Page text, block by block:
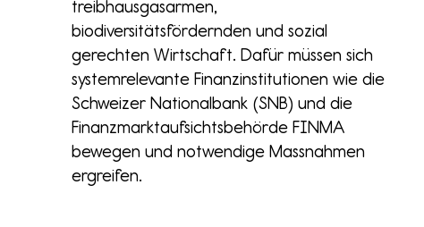
treibhausgasarmen,
biodiversitätsfördernden und sozial
gerechten Wirtschaft. Dafür müssen sich
systemrelevante Finanzinstitutionen wie die
Schweizer Nationalbank (SNB) und die
Finanzmarktaufsichtsbehörde FINMA
bewegen und notwendige Massnahmen
ergreifen.